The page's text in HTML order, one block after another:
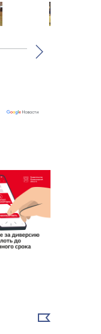
Вперед
Выбрать